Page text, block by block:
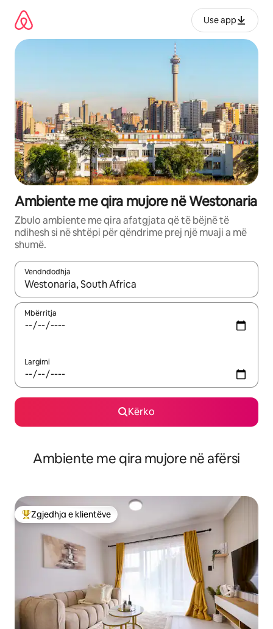
përmbajtja
Use app
Ambiente me qira mujore në Westonaria
Zbulo ambiente me qira afatgjata që të bëjnë të
ndihesh si në shtëpi për qëndrime prej një muaji a më
shumë.
Vendndodhja
Kur rezultatet të jenë të disponueshme, lëviz me butonat e
Mbërritja
Largimi
Kërko
Ambiente me qira mujore në afërsi
Më të mirat e zgjedhjeve të klientëve
Zgjedhja e klientëve